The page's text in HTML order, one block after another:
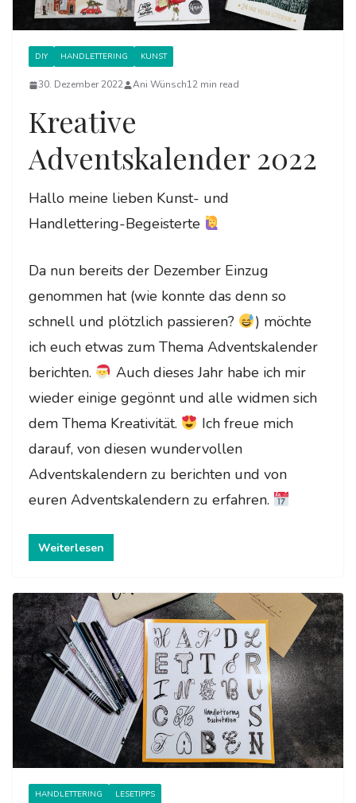
DIY HANDLETTERING KUNST
30. Dezember 2022 Ani Wünsch12 min read
Kreative
Adventskalender 2022
Hallo meine lieben Kunst- und
Handlettering-Begeisterte
Da nun bereits der Dezember Einzug
genommen hat (wie konnte das denn so
schnell und plötzlich passieren?
) möchte
ich euch etwas zum Thema Adventskalender
berichten.
Auch dieses Jahr habe ich mir
wieder einige gegönnt und alle widmen sich
dem Thema Kreativität.
Ich freue mich
darauf, von diesen wundervollen
Adventskalendern zu berichten und von
euren Adventskalendern zu erfahren.
Weiterlesen
HANDLETTERING LESETIPPS